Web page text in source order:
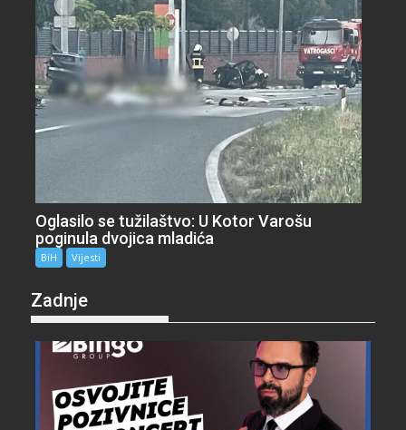
Oglasilo se tužilaštvo: U Kotor Varošu
poginula dvojica mladića
BiH Vijesti
Zadnje